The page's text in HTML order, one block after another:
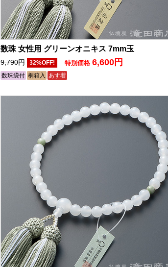
数珠 女性用 グリーンオニキス 7mm玉
9,790円 32%OFF! 特別価格 6,600円
数珠袋付 桐箱入 あす着